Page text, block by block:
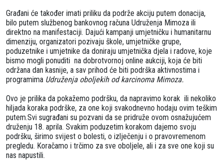
Građani će također imati priliku da podrže akciju putem donacija,
bilo putem službenog bankovnog računa Udruženja Mimoza ili
direktno na manifestaciji. Dajući kampanji umjetničku i humanitarnu
dimenziju, organizatori pozivaju škole, umjetničke grupe,
poduzetnike i umjetnike da doniraju umjetnička djela i radove, koje
bismo mogli ponuditi na dobrotvornoj online aukciji, koja će biti
održana dan kasnije, a sav prihod će biti podrška aktivnostima i
programima Udruženja oboljekih od karcinoma Mimoza.
Ovo je prilika da pokažemo podršku, da napravimo korak ili nekoliko
hiljada koraka podrške, za one koji svakodnevno hodaju ovim teškim
putem.Svi sugrađani su pozvani da se pridruže ovom osnažujućem
druženju 18. aprila. Svakim poduzetim korakom dajemo svoju
podršku, širimo svijest o bolesti, o izlječenju i o pravovremenom
pregledu. Koračamo i trčimo za sve oboljele, ali i za sve one koji su
nas napustili.